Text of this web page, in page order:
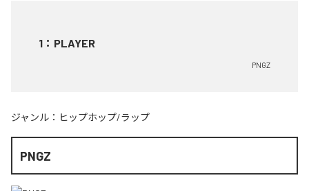
1 ： PLAYER
PNGZ
ジャンル： ヒップホップ/ラップ
PNGZ